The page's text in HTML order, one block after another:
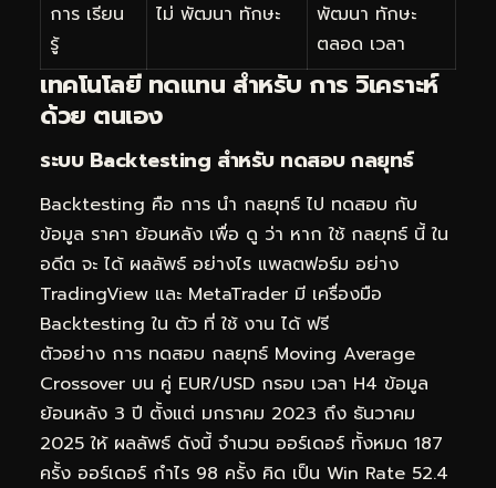
การ เรียน
รู้
ไม่ พัฒนา ทักษะ
พัฒนา ทักษะ
ตลอด เวลา
เทคโนโลยี ทดแทน สำหรับ การ วิเคราะห์
ด้วย ตนเอง
ระบบ Backtesting สำหรับ ทดสอบ กลยุทธ์
Backtesting คือ การ นำ กลยุทธ์ ไป ทดสอบ กับ
ข้อมูล ราคา ย้อนหลัง เพื่อ ดู ว่า หาก ใช้ กลยุทธ์ นี้ ใน
อดีต จะ ได้ ผลลัพธ์ อย่างไร แพลตฟอร์ม อย่าง
TradingView และ MetaTrader มี เครื่องมือ
Backtesting ใน ตัว ที่ ใช้ งาน ได้ ฟรี
ตัวอย่าง การ ทดสอบ กลยุทธ์ Moving Average
Crossover บน คู่ EUR/USD กรอบ เวลา H4 ข้อมูล
ย้อนหลัง 3 ปี ตั้งแต่ มกราคม 2023 ถึง ธันวาคม
2025 ให้ ผลลัพธ์ ดังนี้ จำนวน ออร์เดอร์ ทั้งหมด 187
ครั้ง ออร์เดอร์ กำไร 98 ครั้ง คิด เป็น Win Rate 52.4